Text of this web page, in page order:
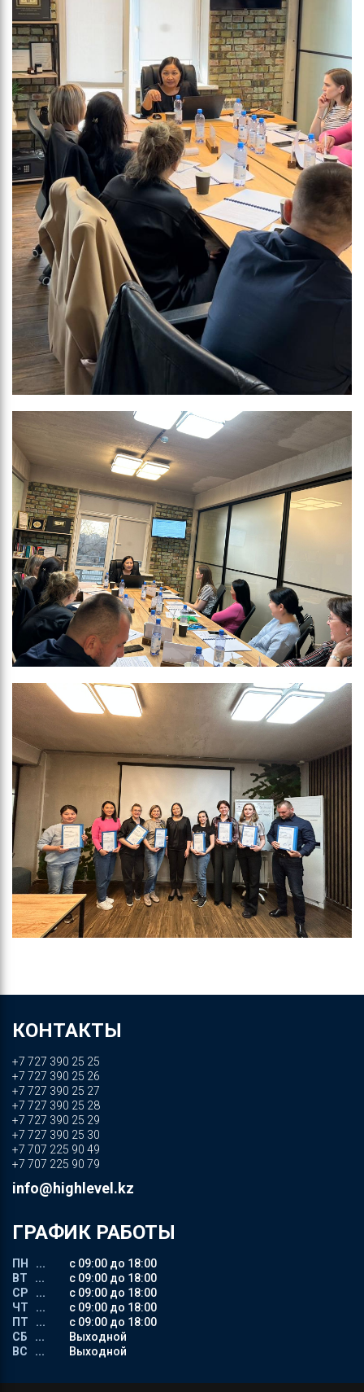
КОНТАКТЫ
+7 727 390 25 25
+7 727 390 25 26
+7 727 390 25 27
+7 727 390 25 28
+7 727 390 25 29
+7 727 390 25 30
+7 707 225 90 49
+7 707 225 90 79
info@highlevel.kz
ГРАФИК РАБОТЫ
ПН ...
с 09:00 до 18:00
ВТ ...
с 09:00 до 18:00
СР ...
с 09:00 до 18:00
ЧТ ...
с 09:00 до 18:00
ПТ ...
с 09:00 до 18:00
СБ ...
Выходной
ВС ...
Выходной